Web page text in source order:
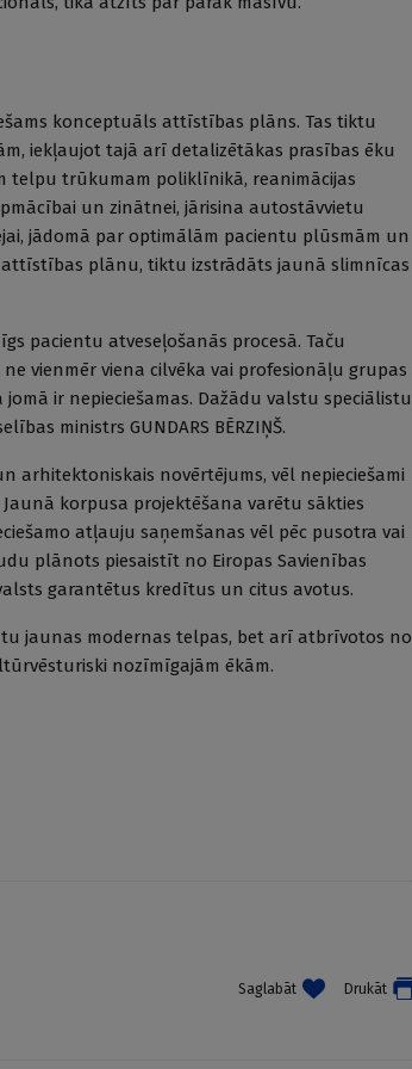
konceptuāls attīstības plāns. Tas tiktu
iekļaujot tajā arī detalizētākas prasības ēku
telpu trūkumam poliklīnikā, reanimācijas
un zinātnei, jārisina autostāvvietu
jādomā par optimālām pacientu plūsmām un
attīstības plānu, tiktu izstrādāts jaunā slimnīcas
pacientu atveseļošanās procesā. Taču
vienmēr viena cilvēka vai profesionāļu grupas
ir nepieciešamas. Dažādu valstu speciālistu
ministrs GUNDARS BĒRZIŅŠ.
arhitektoniskais novērtējums, vēl nepieciešami
korpusa projektēšana varētu sākties
atļauju saņemšanas vēl pēc pusotra vai
plānots piesaistīt no Eiropas Savienības
garantētus kredītus un citus avotus.
jaunas modernas telpas, bet arī atbrīvotos no
nozīmīgajām ēkām.
Saglabāt Drukāt